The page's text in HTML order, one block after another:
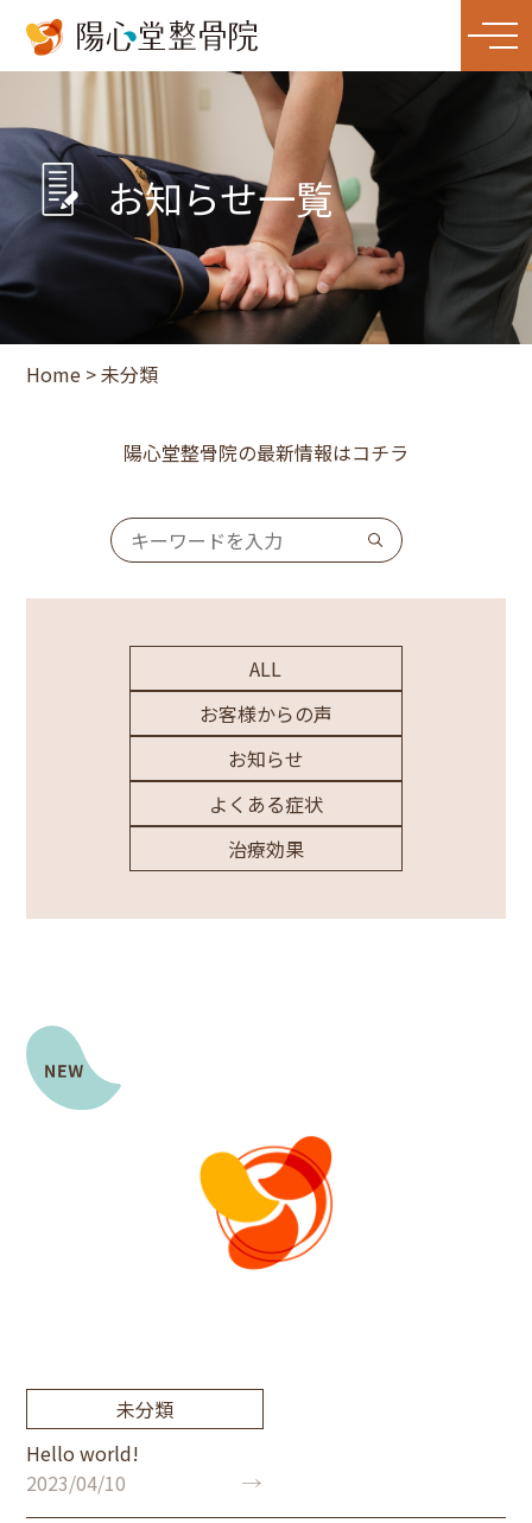
お知らせ一覧
Home >未分類
陽心堂整骨院の最新情報はコチラ
ALL
お客様からの声
お知らせ
よくある症状
治療効果
未分類
Hello world!
2023/04/10